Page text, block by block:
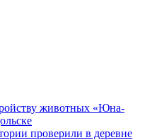
животных «Юна-
проверили в деревне